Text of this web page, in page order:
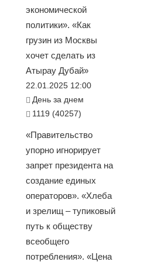
экономической
политики». «Как
грузин из Москвы
хочет сделать из
Атырау Дубай»
22.01.2025 12:00
День за днем
1119 (40257)
«Правительство
упорно игнорирует
запрет президента на
создание единых
операторов». «Хлеба
и зрелищ – тупиковый
путь к обществу
всеобщего
потребления». «Цена